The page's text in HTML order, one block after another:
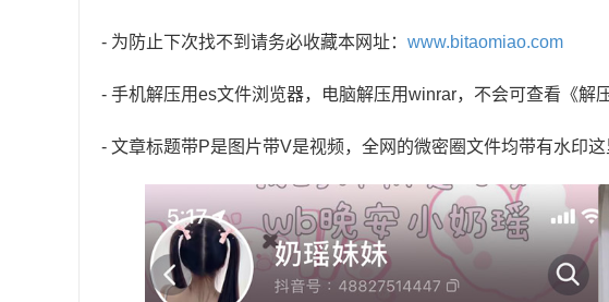
- 为防止下次找不到请务必收藏本网址： www.bitaomiao.com
- 手机解压用es文件浏览器，电脑解压用winrar，不会可查看《解
- 文章标题带P是图片带V是视频，全网的微密圈文件均带有水印